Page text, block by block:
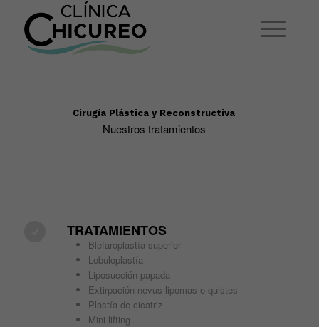
Cirugía Plástica y Reconstructiva
Nuestros tratamientos
TRATAMIENTOS
Blefaroplastía superior
Lobuloplastía
Liposucción papada
Extirpación nevus lipomas o quistes
Plastía de cicatriz
Mini lifting